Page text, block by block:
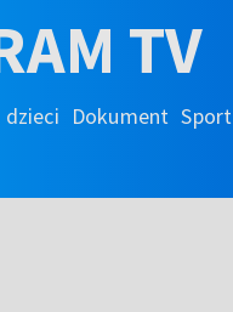
TV
dzieci Dokument Sport